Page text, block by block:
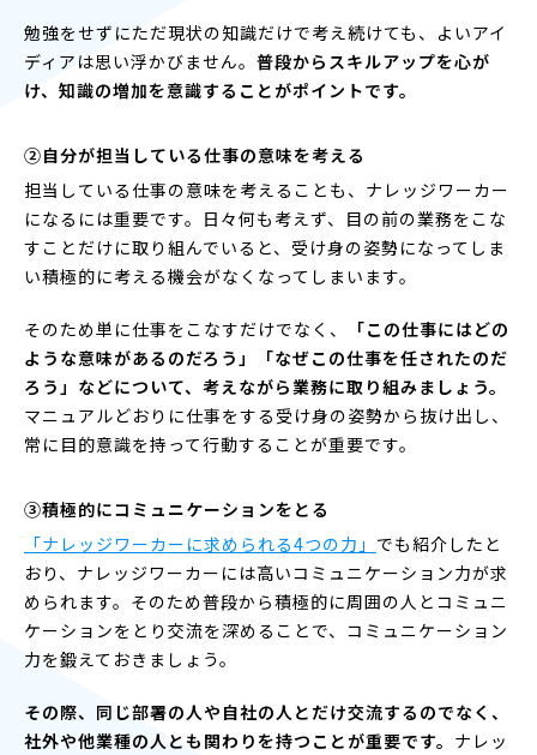
勉強をせずにただ現状の知識だけで考え続けても、よいアイ
ディアは思い浮かびません。 普段からスキルアップを心が
け、知識の増加を意識することがポイントです。
②自分が担当している仕事の意味を考える
担当している仕事の意味を考えることも、ナレッジワーカー
になるには重要です。日々何も考えず、目の前の業務をこな
すことだけに取り組んでいると、受け身の姿勢になってしま
い積極的に考える機会がなくなってしまいます。
そのため単に仕事をこなすだけでなく、
「この仕事にはどの
ような意味があるのだろう」「なぜこの仕事を任されたのだ
ろう」などについて、考えながら業務に取り組みましょう。
マニュアルどおりに仕事をする受け身の姿勢から抜け出し、
常に目的意識を持って行動することが重要です。
③積極的にコミュニケーションをとる
「ナレッジワーカーに求められる4つの力」 でも紹介したと
おり、ナレッジワーカーには高いコミュニケーション力が求
められます。そのため普段から積極的に周囲の人とコミュニ
ケーションをとり交流を深めることで、コミュニケーション
力を鍛えておきましょう。
その際、同じ部署の人や自社の人とだけ交流するのでなく、
社外や他業種の人とも関わりを持つことが重要です。 ナレッ